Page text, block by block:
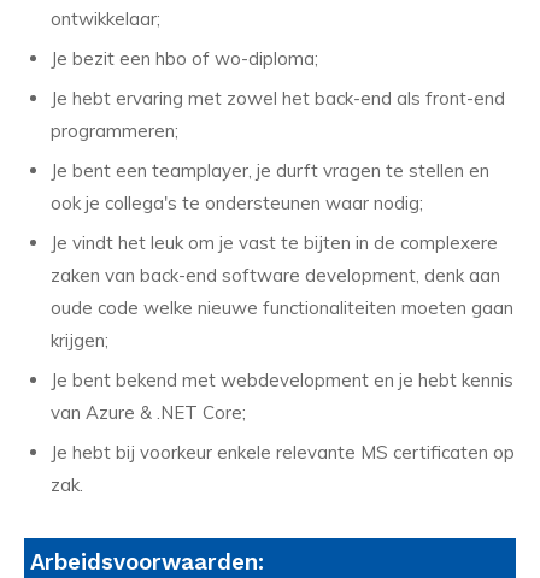
ontwikkelaar;
Je bezit een hbo of wo-diploma;
Je hebt ervaring met zowel het back-end als front-end
programmeren;
Je bent een teamplayer, je durft vragen te stellen en
ook je collega's te ondersteunen waar nodig;
Je vindt het leuk om je vast te bijten in de complexere
zaken van back-end software development, denk aan
oude code welke nieuwe functionaliteiten moeten gaan
krijgen;
Je bent bekend met webdevelopment en je hebt kennis
van Azure & .NET Core;
Je hebt bij voorkeur enkele relevante MS certificaten op
zak.
Arbeidsvoorwaarden: